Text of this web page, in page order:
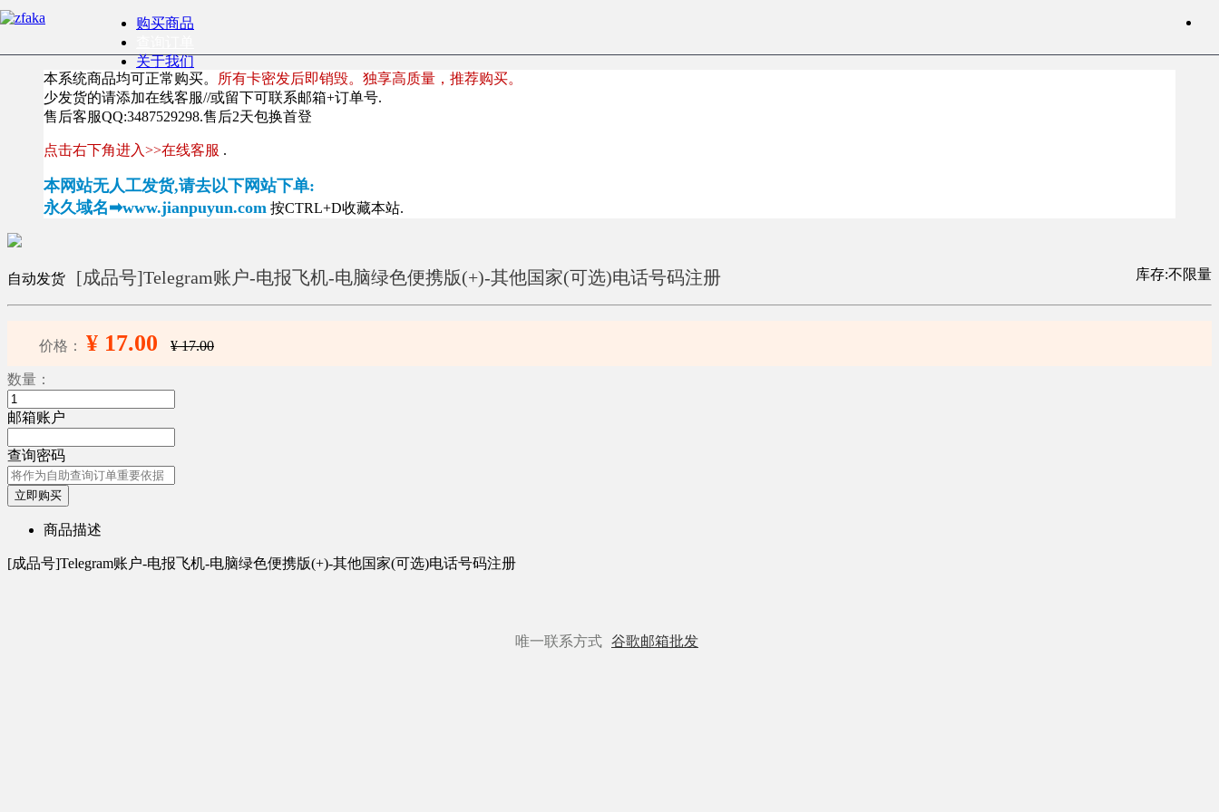
购买商品
关于我们
本系统商品均可正常购买。
所有卡密发后即销毁。独享高质量，推荐购买。
少发货的请添加在线客服//或留下可联系邮箱+订单号.
售后客服QQ:3487529298.售后2天包换首登
点击右下角进入>>在线客服 .
本网站无人工发货,请去以下网站下单:
永久域名➡www.jianpuyun.com 按CTRL+D收藏本站.
自动发货 [成品号]Telegram账户-电报飞机-电脑绿色便携版(+)-其他国家(可选)电话号码注册 库存:不限量
价格： ¥ 17.00 ¥ 17.00
数量：
邮箱账户
查询密码
立即购买
商品描述
[成品号]Telegram账户-电报飞机-电脑绿色便携版(+)-其他国家(可选)电话号码注册
唯一联系方式 谷歌邮箱批发